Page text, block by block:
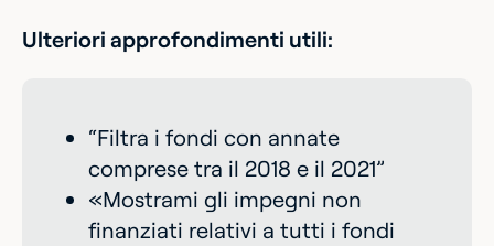
Ulteriori approfondimenti utili:
“Filtra i fondi con annate
comprese tra il 2018 e il 2021”
«Mostrami gli impegni non
finanziati relativi a tutti i fondi